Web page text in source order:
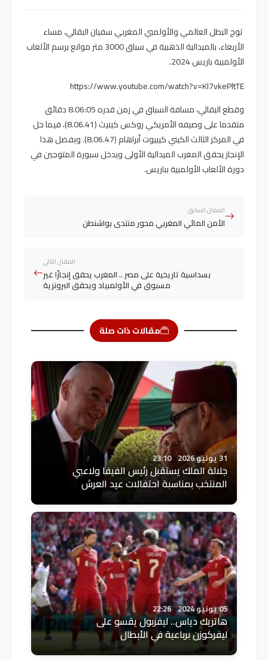
توج البطل العالمي والأولمبي المغربي سفيان البقالي، مساء
الأربعاء، بالميدالية الذهبية في سباق 3000 متر موانع برسم الألعاب
الأولمبية باريس 2024.
https://www.youtube.com/watch?v=Kl7vkePltTE
وقطع البقالي، مسافة السباق في زمن قدره 8.06:05 دقائق
متقدما على وصيفه الأمريكي روكس كينيث (8.06.41)، فيما حل
في المركز الثالث الكيني كيبيوت أبراهام (8.06.47). وبفضل هذا
الإنجاز يحقق المغرب الميدالية الأولى ويدخل سبورة المتوجين في
دورة الألعاب الأولمبية بباريس.
المقال السابق
الأمن المائي المغربي محور منتدى بواشنطن
المقال التالي
بسداسية تاريخية على مصر .. المغرب يحقق إنجازًا غير
مسبوق في الأولمبياد ويحقق البرونزية
مقالات ذات صلة
31 يونيو 2026 23:10
جلالة الملك يستقبل رئيس الفيفا ولاعبي
المنتخب بمناسبة احتفالات عيد العرش
05 يونيو 2024 22:26
هاتريك دياس.. ليفربول يقسو على
ليفركوزن برباعية في الأبطال